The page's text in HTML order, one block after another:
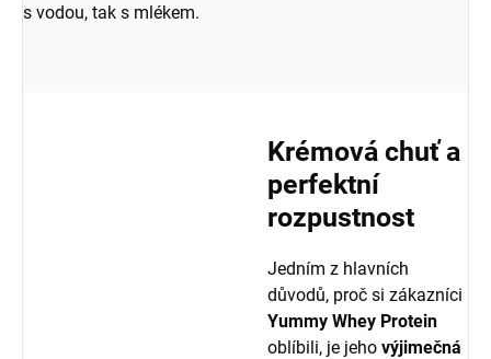
s vodou, tak s mlékem.
Krémová chuť a
perfektní
rozpustnost
Jedním z hlavních
důvodů, proč si zákazníci
Yummy Whey Protein
oblíbili, je jeho výjimečná